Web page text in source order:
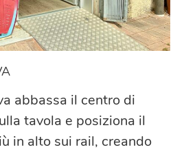
abbassa il centro di
tavola e posiziona il
in alto sui rail, creando